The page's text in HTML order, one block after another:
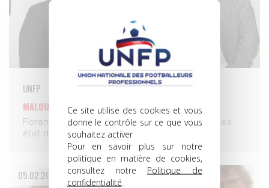
Ce site utilise des cookies et vous
donne le contrôle sur ce que vous
souhaitez activer
Pour en savoir plus sur notre
politique en matière de cookies,
consultez notre Politique de
confidentialité
UNFP
MALOUDA À L’UNFP!
Florent Malouda, l’international français de Chelsea,
était de passage…
05.02.2013